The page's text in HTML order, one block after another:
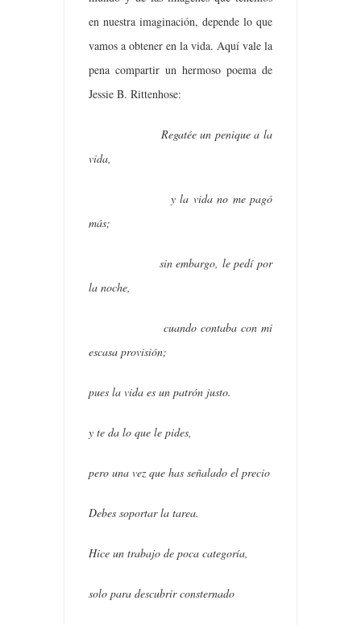
en nuestra imaginación, depende lo que
vamos a obtener en la vida. Aquí vale la
pena compartir un hermoso poema de
Jessie B. Rittenhose:
Regatée un penique a la
vida,
y la vida no me pagó
más;
sin embargo, le pedí por
la noche,
cuando contaba con mi
escasa provisión;
pues la vida es un patrón justo.
y te da lo que le pides,
pero una vez que has señalado el precio
Debes soportar la tarea.
Hice un trabajo de poca categoría,
solo para descubrir consternado